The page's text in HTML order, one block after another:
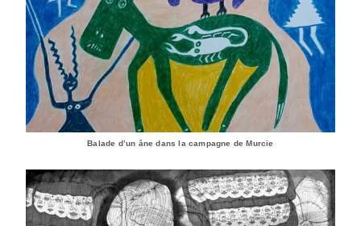
Balade d’un âne dans la campagne de Murcie